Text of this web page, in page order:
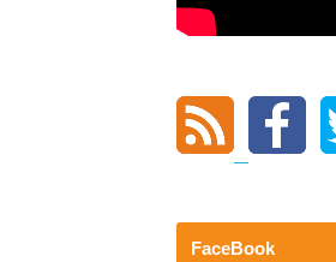
FaceBook